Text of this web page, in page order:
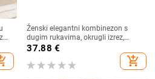
Ženski elegantni kombinezon s
dugim rukavima, okrugli izrez,
jednobojan, naglašena linija struka,
široke hlače, za proljeće i jesen
2025
37.88 €
add_shopping_cart